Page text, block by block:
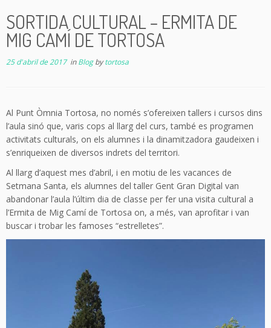
SORTIDA CULTURAL – ERMITA DE
MIG CAMÍ DE TORTOSA
25 d'abril de 2017inBlogbytortosa
Al Punt Òmnia Tortosa, no només s’ofereixen tallers i cursos dins
l’aula sinó que, varis cops al llarg del curs, també es programen
activitats culturals, on els alumnes i la dinamitzadora gaudeixen i
s’enriqueixen de diversos indrets del territori.
Al llarg d’aquest mes d’abril, i en motiu de les vacances de
Setmana Santa, els alumnes del taller Gent Gran Digital van
abandonar l’aula l’últim dia de classe per fer una visita cultural a
l’Ermita de Mig Camí de Tortosa on, a més, van aprofitar i van
buscar i trobar les famoses “estrelletes”.